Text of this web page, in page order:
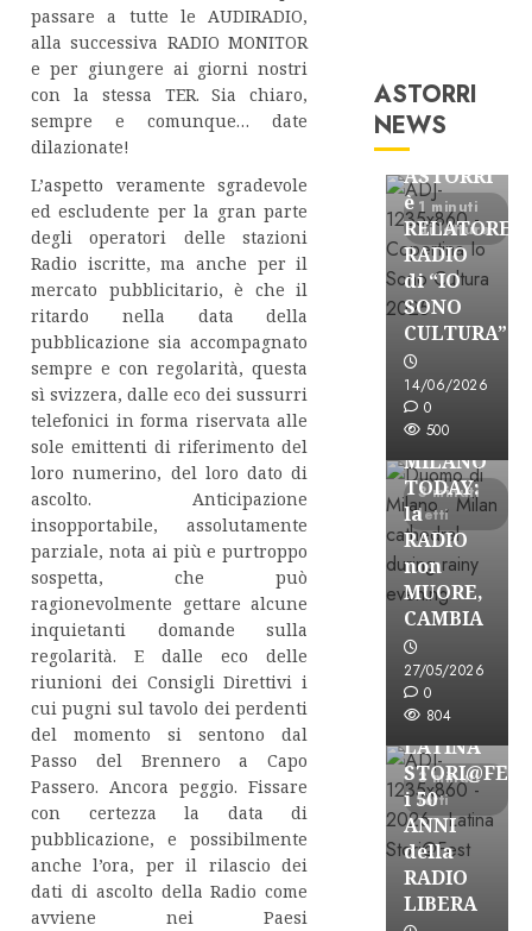
passare a tutte le AUDIRADIO,
alla successiva RADIO MONITOR
e per giungere ai giorni nostri
con la stessa TER. Sia chiaro,
sempre e comunque… date
dilazionate!
L’aspetto veramente sgradevole
ed escludente per la gran parte
degli operatori delle stazioni
Radio iscritte, ma anche per il
mercato pubblicitario, è che il
ritardo nella data della
pubblicazione sia accompagnato
sempre e con regolarità, questa
sì svizzera, dalle eco dei sussurri
telefonici in forma riservata alle
sole emittenti di riferimento del
loro numerino, del loro dato di
ascolto. Anticipazione
insopportabile, assolutamente
parziale, nota ai più e purtroppo
sospetta, che può
ragionevolmente gettare alcune
inquietanti domande sulla
regolarità. E dalle eco delle
riunioni dei Consigli Direttivi i
cui pugni sul tavolo dei perdenti
del momento si sentono dal
Passo del Brennero a Capo
Passero. Ancora peggio. Fissare
con certezza la data di
pubblicazione, e possibilmente
anche l’ora, per il rilascio dei
dati di ascolto della Radio come
avviene nei Paesi
ASTORRI
NEWS
1 minuti
di lettura
Astorri News
ASTORRI
è
RELATORE
RADIO
di “IO
SONO
CULTURA”
14/06/2026
0
500
3 minuti
letti
FREE
ASTORRI
a
MILANO
TODAY:
la
RADIO
non
MUORE,
CAMBIA
27/05/2026
0
804
3 minuti
letti
Astorri News
FREE
A
LATINA
i 50
ANNI
della
RADIO
LIBERA